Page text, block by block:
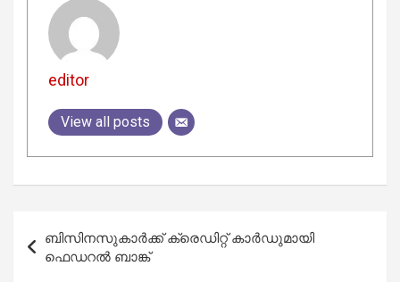
editor
View all posts
navigation
ബിസിനസുകാര്‍ക്ക് ക്രെഡിറ്റ്‌ കാർഡുമായി
ഫെഡറല്‍ ബാങ്ക്‌